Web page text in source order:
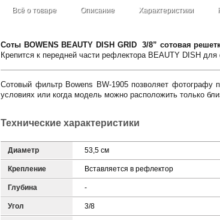
Всё о товаре Описание Характеристики
Соты BOWENS BEAUTY DISH GRID 3/8” сотовая
Крепится к передней части рефлектора BEAUTY DISH
Сотовый фильтр Bowens BW-1905 позволяет фотографу
условиях или когда модель можно расположить только
Технические характеристики
Диаметр 53,5 см
Крепление Вставляется в рефлектор
Глубина -
Угол 3/8